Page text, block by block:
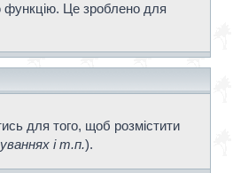
функцію. Це зроблено для
для того, щоб розмістити
і т.п.).